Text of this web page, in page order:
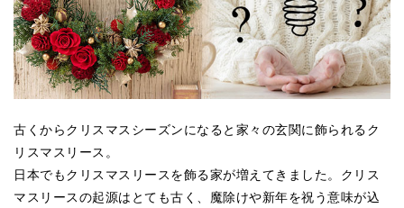
古くからクリスマスシーズンになると家々の玄関に飾られるク
リスマスリース。
日本でもクリスマスリースを飾る家が増えてきました。クリス
マスリースの起源はとても古く、魔除けや新年を祝う意味が込